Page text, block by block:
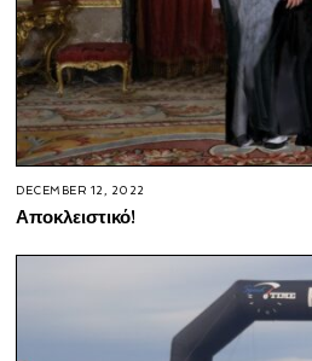
DECEMBER 12, 2022
Αποκλειστικό!